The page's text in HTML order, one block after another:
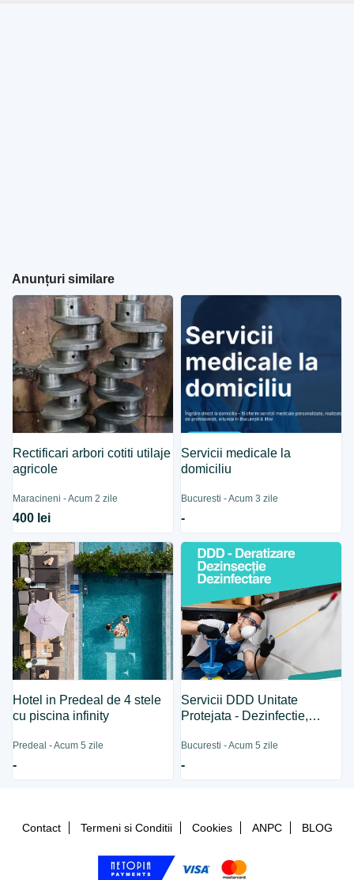
Anunțuri similare
Rectificari arbori cotiti utilaje
agricole
Maracineni - Acum 2 zile
400 lei
Servicii medicale la
domiciliu
Bucuresti - Acum 3 zile
-
Hotel in Predeal de 4 stele
cu piscina infinity
Predeal - Acum 5 zile
-
Servicii DDD Unitate
Protejata - Dezinfectie,
Bucuresti - Acum 5 zile
-
Contact Termeni si Conditii Cookies ANPC BLOG